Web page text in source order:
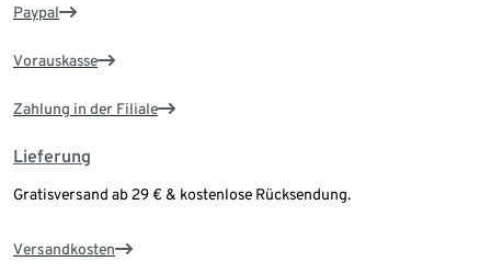
Paypal
Vorauskasse
Zahlung in der Filiale
Lieferung
Gratisversand ab 29 € & kostenlose Rücksendung.
Versandkosten